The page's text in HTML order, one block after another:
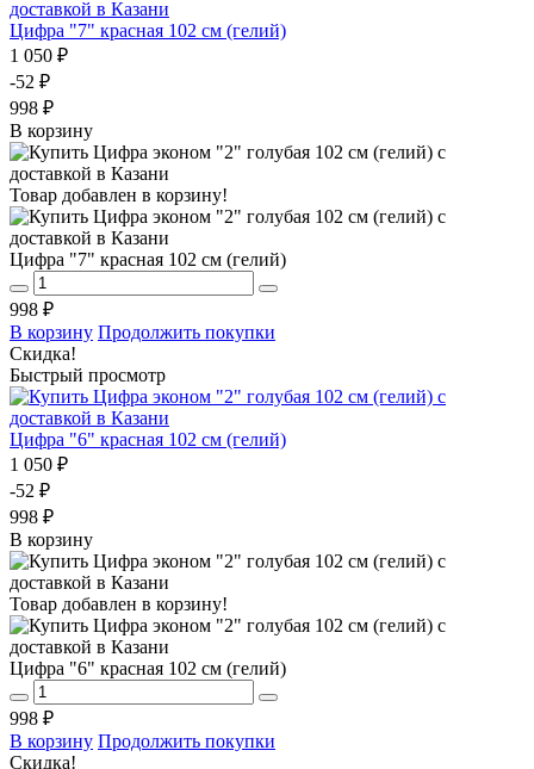
Цифра "7" красная 102 см (гелий)
1 050 ₽
-52 ₽
998 ₽
В корзину
Товар добавлен в корзину!
Цифра "7" красная 102 см (гелий)
998 ₽
В корзину Продолжить покупки
Скидка!
Быстрый просмотр
Цифра "6" красная 102 см (гелий)
1 050 ₽
-52 ₽
998 ₽
В корзину
Товар добавлен в корзину!
Цифра "6" красная 102 см (гелий)
998 ₽
В корзину Продолжить покупки
Скидка!